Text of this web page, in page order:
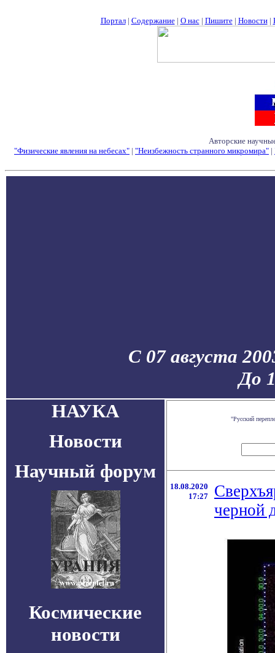
Портал| Содержание| О нас| Пишите| Новости|
Авторские
"Физические явления на небесах" | "Неизбежность странного микромира" |
С 07 августа
До
НАУКА
Новости
Научный форум
Космические
новости
"Русский
18.08.2020
17:27
черной